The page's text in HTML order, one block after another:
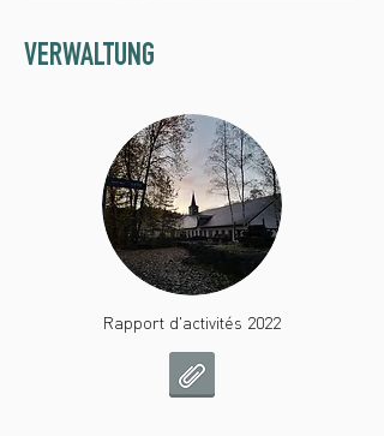
VERWALTUNG
Rapport d'activités 2022